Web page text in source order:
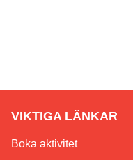
VIKTIGA LÄNKAR
Boka aktivitet